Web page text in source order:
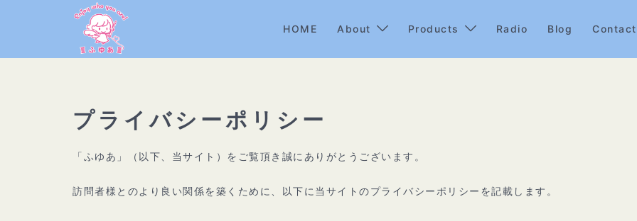
HOME About Products Radio Blog Contact
プライバシーポリシー
「ふゆあ」（以下、当サイト）をご覧頂き誠にありがとうございます。
訪問者様とのより良い関係を築くために、以下に当サイトのプライバシーポリシーを記載します。